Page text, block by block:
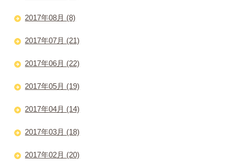
2017年08月 (8)
2017年07月 (21)
2017年06月 (22)
2017年05月 (19)
2017年04月 (14)
2017年03月 (18)
2017年02月 (20)